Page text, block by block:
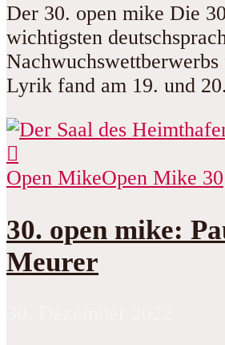
Der 30. open mike Die
wichtigsten
Nachwuchswettberwerbs
Lyrik fand am 19. und
Open MikeOpen Mike 30
30. open mike:
Meurer